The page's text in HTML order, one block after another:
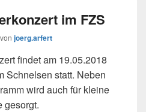
im FZS
von joerg.arfert
findet am 19.05.2018
Schnelsen statt. Neben
wird auch für kleine
gesorgt.